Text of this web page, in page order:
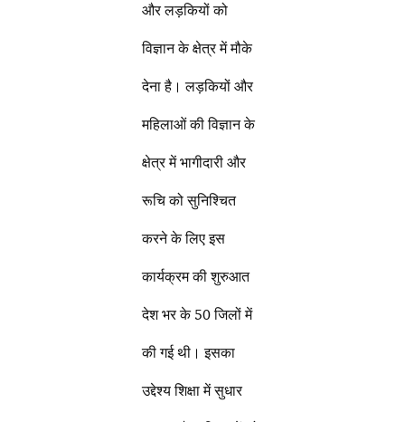
और लड़कियों को
विज्ञान के क्षेत्र में मौके
देना है। लड़कियों और
महिलाओं की विज्ञान के
क्षेत्र में भागीदारी और
रूचि को सुनिश्चित
करने के लिए इस
कार्यक्रम की शुरुआत
देश भर के 50 जिलों में
की गई थी। इसका
उद्देश्य शिक्षा में सुधार